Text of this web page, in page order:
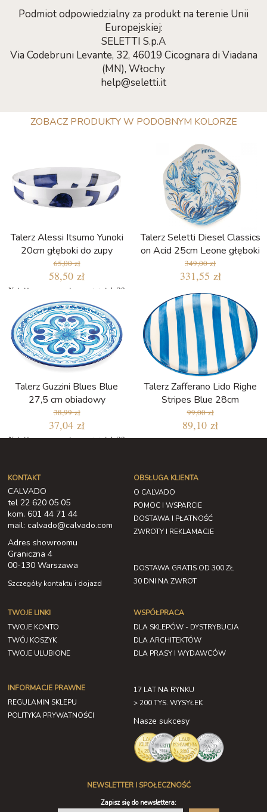
Podmiot odpowiedzialny za produkt na terenie Unii
Europejskiej:
SELETTI S.p.A
Via Codebruni Levante, 32, 46019 Cicognara di Viadana
(MN), Włochy
help@seletti.it
ZOBACZ PRODUKTY W PODOBNYM KOLORZE
Talerz Alessi Itsumo Yunoki
20cm głęboki do zupy
65,00 zł
58,50 zł
Najniższa cena w ciągu ostatnich 30
dni: 55,25 zł
Talerz Seletti Diesel Classics
on Acid 25cm Leone głęboki
349,00 zł
331,55 zł
Talerz Guzzini Blues Blue
27,5 cm obiadowy
38,99 zł
37,04 zł
Najniższa cena w ciągu ostatnich 30
Talerz Zafferano Lido Righe
Stripes Blue 28cm
99,00 zł
89,10 zł
KONTAKT
CALVADO
tel 22 620 05 05
kom. 601 44 71 44
mail: calvado@calvado.com
Adres showroomu
Graniczna 4
00-130 Warszawa
Szczegóły kontaktu i dojazd
OBSŁUGA KLIENTA
O CALVADO
POMOC I WSPARCIE
DOSTAWA I PŁATNOŚĆ
ZWROTY I REKLAMACJE
DOSTAWA GRATIS OD 300 ZŁ
30 DNI NA ZWROT
TWOJE LINKI
TWOJE KONTO
TWÓJ KOSZYK
TWOJE ULUBIONE
INFORMACJE PRAWNE
REGULAMIN SKLEPU
POLITYKA PRYWATNOŚCI
WSPÓŁPRACA
DLA SKLEPÓW - DYSTRYBUCJA
DLA ARCHITEKTÓW
DLA PRASY I WYDAWCÓW
17 LAT NA RYNKU
> 200 TYS. WYSYŁEK
Nasze sukcesy
NEWSLETTER I SPOŁECZNOŚĆ
Zapisz się do newslettera: